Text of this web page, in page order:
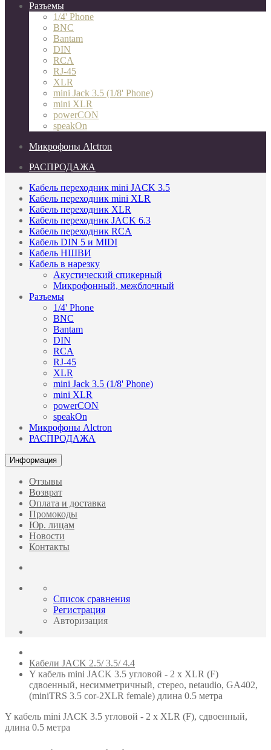
Разъемы
1/4' Phone
BNC
Bantam
DIN
RCA
RJ-45
XLR
mini Jack 3.5 (1/8' Phone)
mini XLR
powerCON
speakOn
Микрофоны Alctron
РАСПРОДАЖА
Кабель переходник mini JACK 3.5
Кабель переходник mini XLR
Кабель переходник XLR
Кабель переходник JACK 6.3
Кабель переходник RCA
Кабель DIN 5 и MIDI
Кабель НШВИ
Кабель в нарезку
Акустический спикерный
Микрофонный, межблочный
Разъемы
1/4' Phone
BNC
Bantam
DIN
RCA
RJ-45
XLR
mini Jack 3.5 (1/8' Phone)
mini XLR
powerCON
speakOn
Микрофоны Alctron
РАСПРОДАЖА
Информация
Отзывы
Возврат
Оплата и доставка
Промокоды
Юр. лицам
Новости
Контакты
Список сравнения
Регистрация
Авторизация
Кабели JACK 2.5/ 3.5/ 4.4
Y кабель mini JACK 3.5 угловой - 2 x XLR (F)
сдвоенный, несимметричный, стерео, netaudio, GA402,
(miniTRS 3.5 cor-2XLR female) длина 0.5 метра
Y кабель mini JACK 3.5 угловой - 2 x XLR (F), сдвоенный,
длина 0.5 метра